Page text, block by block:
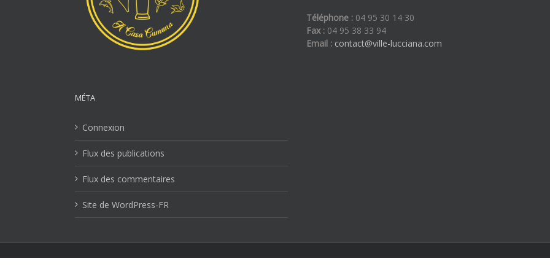
MÉTA
Connexion
Flux des publications
Flux des commentaires
Site de WordPress-FR
Téléphone :04 95 30 14 30
Fax :04 95 38 33 94
Email : contact@ville-lucciana.com